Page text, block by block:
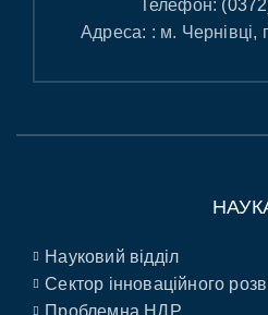
Телефон:
Адреса: : м. Чернівці,
Науковий відділ
Сектор інноваційного
Проблемна НДР